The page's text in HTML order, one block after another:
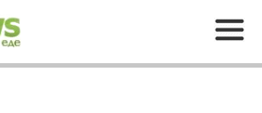
Меню